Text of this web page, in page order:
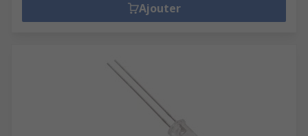
Ajouter